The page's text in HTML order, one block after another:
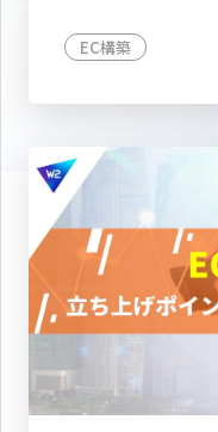
EC構築